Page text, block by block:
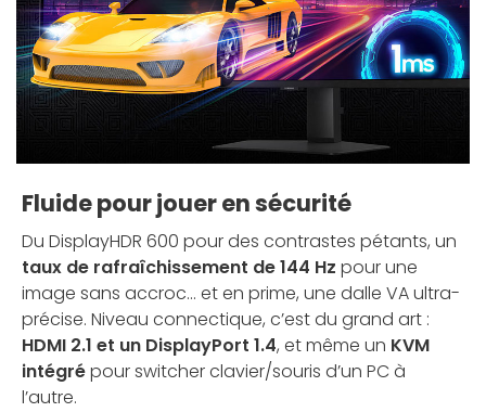
Fluide pour jouer en sécurité
Du DisplayHDR 600 pour des contrastes pétants, un
taux de rafraîchissement de 144 Hz pour une
image sans accroc... et en prime, une dalle VA ultra-
précise. Niveau connectique, c’est du grand art :
HDMI 2.1 et un DisplayPort 1.4, et même un KVM
intégrépour switcher clavier/souris d’un PC à
l’autre.